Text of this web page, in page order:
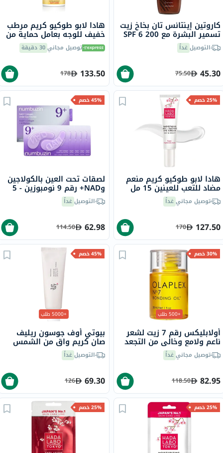
كاروتين إينتانس تان بخاخ زيت
تسمير البشرة مع SPF 6 200
ملالتوصيلغداً
45.30
75.50
هادا لابو طوكيو كريم مرطب
خفيف للوجه بعامل حماية من
الشمس 50 ومظهر غير لامع
50 مل توصيل مجاني30 دقيقة
133.50
178
25% خصم
هادا لابو طوكيو كريم منعم
مضاد للتعب للعينين 15 مل
توصيل مجانيغداً
127.50
170
45% خصم
لصقات تحت العين بالكولاجين
وNAD+ رقم 9 نومبوزين - 5
أزواجالتوصيلغداً
62.98
114.50
30% خصم
+500 طلب
أولابليكس رقم 7 زيت لشعر
ناعم ولامع وخالي من التجعد
30 ملتوصيل مجانيغداً
82.95
118.50
45% خصم
+5000 طلب
بيوتي أوف جوسون ريليف
صان كريم واقٍ من الشمس
عضوي بلأرز والبروبيوتيك
التوصيلغداً
69.30
126
25% خصم 25% خصم